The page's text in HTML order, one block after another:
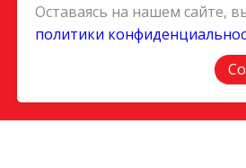
КОНТАКТЫ ПОЛИТИКА
Оставаясь на нашем сайте,
политики